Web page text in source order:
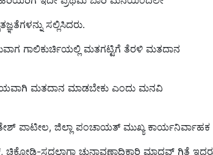
ಸಲ್ಲಿಸಿದರು.
ಗಾಲಿಕುರ್ಚಿಯಲ್ಲಿ ಮತಗಟ್ಟಿಗೆ ತೆರಳಿ‌ ಮತದಾನ
ಮತದಾನ ಮಾಡಬೇಕು ಎಂದು ಮನವಿ
ಸದಲಾಗಾ ಚುನಾವಣಾಧಿಕಾರಿ‌ ಮಾಧವ್ ಗಿತ್ತೆ ಇದ್ದರು.